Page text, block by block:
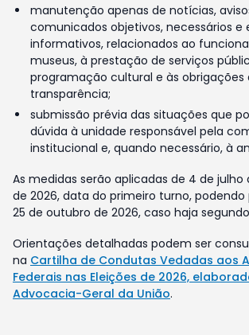
manutenção apenas de notícias,
comunicados objetivos, necessários
informativos, relacionados ao
museus, à prestação de serviços
programação cultural e às obrigações
transparência;
submissão prévia das situações que
dúvida à unidade responsável pela
institucional e, quando necessário, à
As medidas serão aplicadas de 4 de
de 2026, data do primeiro turno,
25 de outubro de 2026, caso haja
Orientações detalhadas podem ser
na Cartilha de Condutas Vedadas aos
Federais nas Eleições de 2026,
Advocacia-Geral da União.